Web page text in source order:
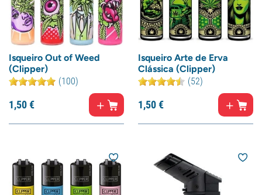
Isqueiro Out of Weed
(Clipper)
(100)
1,50€
Isqueiro Arte de Erva
Clássica (Clipper)
(52)
1,50€